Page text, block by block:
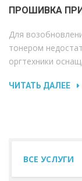
ПРОШИВКА
Для
тонером
оргтехники
ЧИТАТЬ ДАЛЕЕ
ВСЕ УСЛУГИ